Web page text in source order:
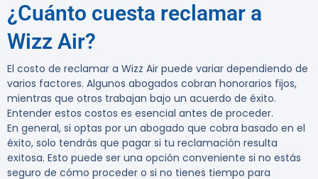
¿Cuánto cuesta reclamar a
Wizz Air?
El costo de reclamar a Wizz Air puede variar dependiendo de
varios factores. Algunos abogados cobran honorarios fijos,
mientras que otros trabajan bajo un acuerdo de éxito.
Entender estos costos es esencial antes de proceder.
En general, si optas por un abogado que cobra basado en el
éxito, solo tendrás que pagar si tu reclamación resulta
exitosa. Esto puede ser una opción conveniente si no estás
seguro de cómo proceder o si no tienes tiempo para